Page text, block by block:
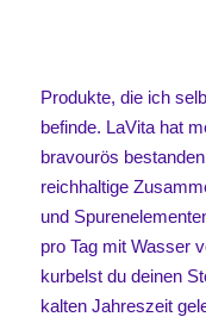
Produkte, die ich
befinde. LaVita hat
bravourös
reichhaltige
und
pro Tag mit Wasser
kurbelst du deinen
kalten Jahreszeit